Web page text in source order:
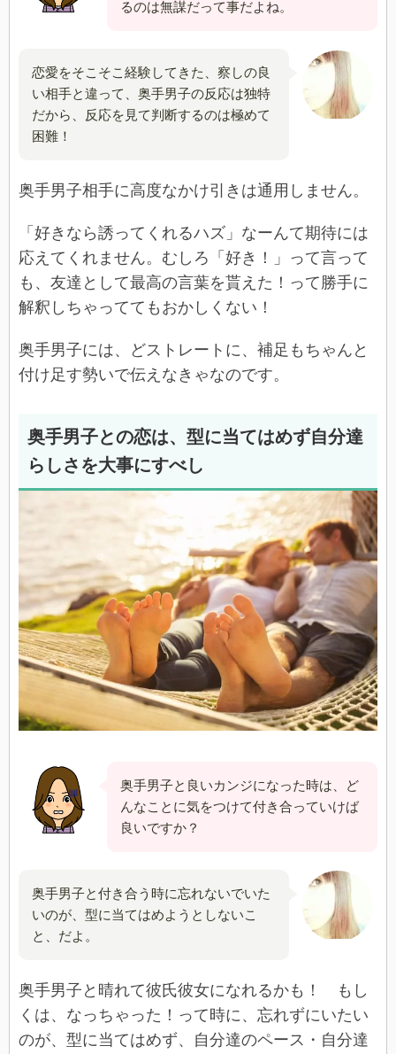
るのは無謀だって事だよね。
恋愛をそこそこ経験してきた、察しの良
い相手と違って、奥手男子の反応は独特
だから、反応を見て判断するのは極めて
困難！
奥手男子相手に高度なかけ引きは通用しません。
「好きなら誘ってくれるハズ」なーんて期待には
応えてくれません。むしろ「好き！」って言って
も、友達として最高の言葉を貰えた！って勝手に
解釈しちゃっててもおかしくない！
奥手男子には、どストレートに、補足もちゃんと
付け足す勢いで伝えなきゃなのです。
奥手男子との恋は、型に当てはめず自分達
らしさを大事にすべし
奥手男子と良いカンジになった時は、ど
んなことに気をつけて付き合っていけば
良いですか？
奥手男子と付き合う時に忘れないでいた
いのが、型に当てはめようとしないこ
と、だよ。
奥手男子と晴れて彼氏彼女になれるかも！ もし
くは、なっちゃった！って時に、忘れずにいたい
のが、型に当てはめず、自分達のペース・自分達